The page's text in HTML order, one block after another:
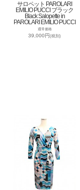
サロペット PAROLARI
EMILIO PUCCI ブラック
Black Salopette in
PAROLARI EMILIO PUCCI
通常価格
39,000円(税別)